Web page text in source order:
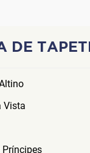
DE
Vista
Príncipes